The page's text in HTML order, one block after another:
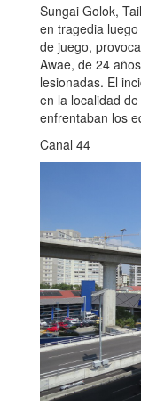
Sungai Golok,
en tragedia
de juego,
Awae, de 24
lesionadas. El
en la localidad
enfrentaban los
Canal 44